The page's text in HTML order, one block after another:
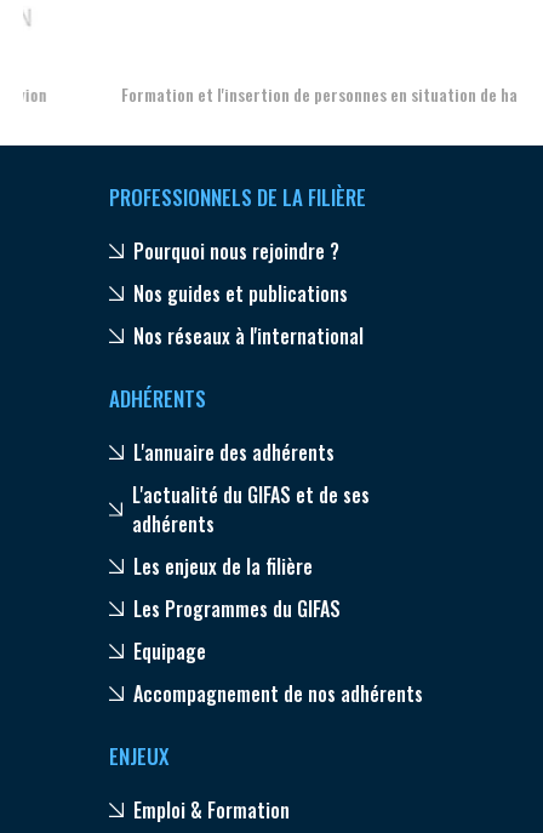
Formation et l'insertion de personnes en situation de handicap
PROFESSIONNELS DE LA FILIÈRE
Pourquoi nous rejoindre ?
Nos guides et publications
Nos réseaux à l'international
ADHÉRENTS
L'annuaire des adhérents
L'actualité du GIFAS et de ses
adhérents
Les enjeux de la filière
Les Programmes du GIFAS
Equipage
Accompagnement de nos adhérents
ENJEUX
Emploi & Formation